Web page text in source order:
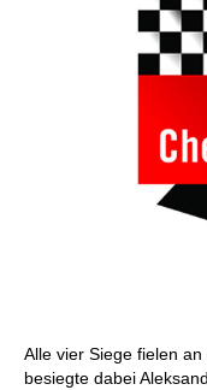
Alle vier Siege fielen
besiegte dabei